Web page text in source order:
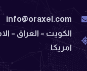
info@oraxel.com
الكويت – العراق –
امريكا